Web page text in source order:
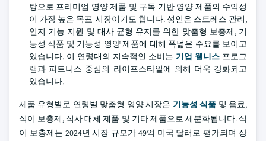
탕으로 프리미엄 영양 제품 및 구독 기반 영양 제품의 수익성
이 가장 높은 목표 시장이기도 합니다. 성인은 스트레스 관리,
인지 기능 지원 및 대사 균형 유지를 위한 맞춤형 보충제, 기
능성 식품 및 기능성 영양 제품에 대해 폭넓은 수요를 보이고
있습니다. 이 연령대의 지속적인 소비는 기업 웰니스 프로그
램과 피트니스 중심의 라이프스타일에 의해 더욱 강화되고
있습니다.
제품 유형별로 연령별 맞춤형 영양 시장은 기능성 식품 및 음료,
식이 보충제, 식사 대체 제품 및 기타 제품으로 세분화됩니다. 식
이 보충제는 2024년 시장 규모가 49억 미국 달러로 평가되며 상